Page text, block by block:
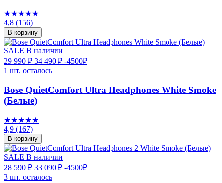
★★★★★
4,8 (156)
В корзину
SALE В наличии
29 990 ₽ 34 490 ₽ -4500₽
1 шт. осталось
Bose QuietComfort Ultra Headphones White Smoke
(Белые)
★★★★★
4,9 (167)
В корзину
SALE В наличии
28 590 ₽ 33 090 ₽ -4500₽
3 шт. осталось